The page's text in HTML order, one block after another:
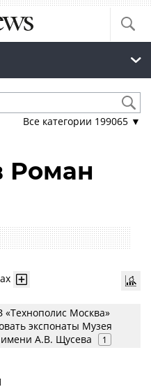
Все категории 199065 ▼
Роман
«Технополис Москва»
экспонаты Музея
А.В. Щусева
1